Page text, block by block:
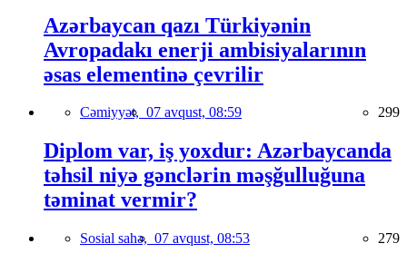
Azərbaycan qazı Türkiyənin
Avropadakı enerji ambisiyalarının
əsas elementinə çevrilir
Cəmiyyət, 07 avqust, 08:59 299
Diplom var, iş yoxdur: Azərbaycanda
təhsil niyə gənclərin məşğulluğuna
təminat vermir?
Sosial sahə, 07 avqust, 08:53 279